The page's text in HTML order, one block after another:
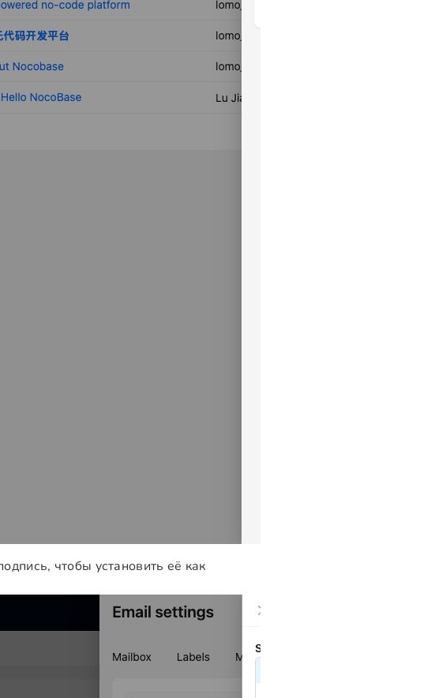
чтобы установить её как